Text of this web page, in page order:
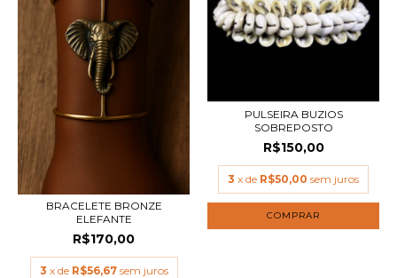
BRACELETE BRONZE
ELEFANTE
R$170,00
3 x de R$56,67 sem juros
PULSEIRA BUZIOS
SOBREPOSTO
R$150,00
3 x de R$50,00 sem juros